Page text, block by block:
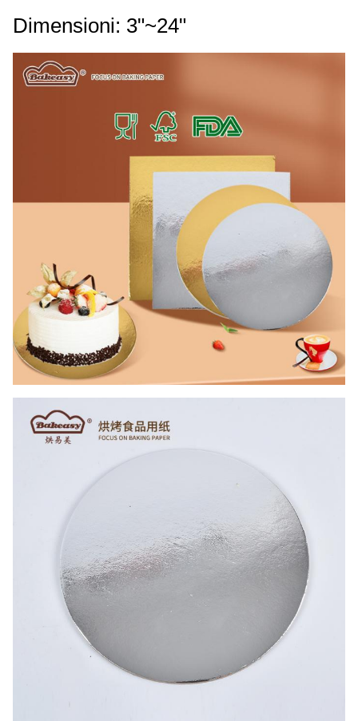
Dimensioni: 3"~24"